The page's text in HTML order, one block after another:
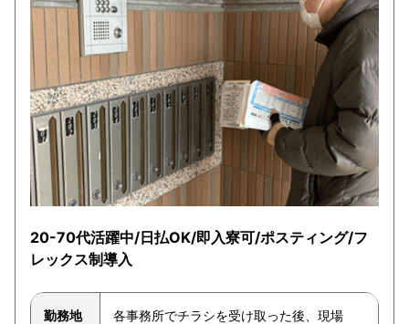
20-70代活躍中/日払OK/即入寮可/ポスティング/フ
レックス制導入
勤務地
各事務所でチラシを受け取った後、現場